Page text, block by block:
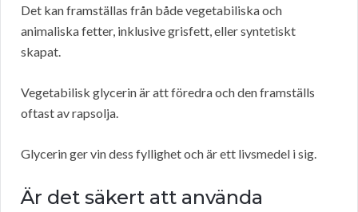
Det kan framställas från både vegetabiliska och
animaliska fetter, inklusive grisfett, eller syntetiskt
skapat.
Vegetabilisk glycerin är att föredra och den framställs
oftast av rapsolja.
Glycerin ger vin dess fyllighet och är ett livsmedel i sig.
Är det säkert att använda